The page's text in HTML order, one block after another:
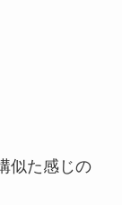
似た感じの